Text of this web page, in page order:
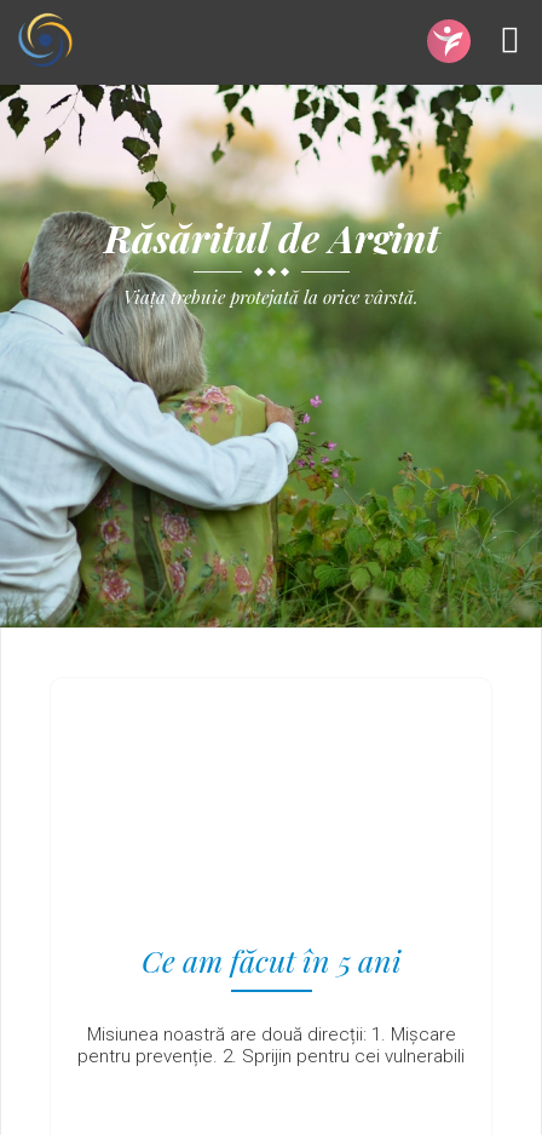
Răsăritul de Argint
Viața trebuie protejată la orice vârstă.
Ce am făcut în 5 ani
Misiunea noastră are două direcții: 1. Mișcare
pentru prevenție. 2. Sprijin pentru cei vulnerabili